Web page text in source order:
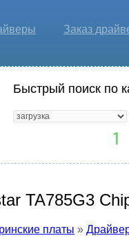
Заказ
Быстрый поиск по
TA785G3
платы »